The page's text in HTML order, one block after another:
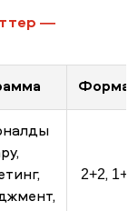
—
2+2, 1+3